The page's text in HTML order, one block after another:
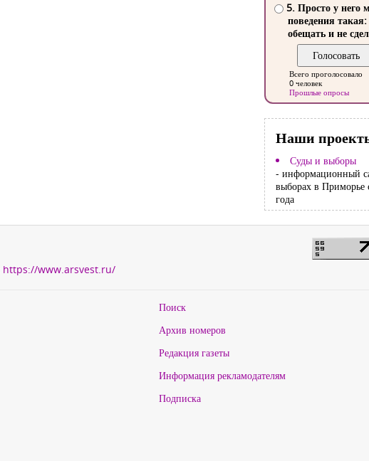
5. Просто у него
поведения такая:
обещать и не
Всего проголосовало
0 человек
Прошлые опросы
Наши
Суды и выборы
- информационный
выборах в Приморье
года
https://www.arsvest.ru/
Поиск
Архив номеров
Редакция газеты
Информация рекламодателям
Подписка